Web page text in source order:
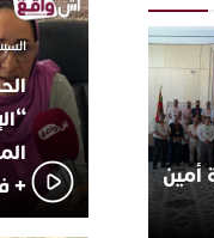
أمين
السبت 18 أكتوبر
+